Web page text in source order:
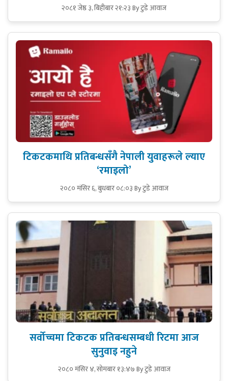
२०८१ जेष्ठ ३, बिहीबार २१:२३By टुडे आवाज
टिकटकमाथि प्रतिबन्धसँगै नेपाली युवाहरूले ल्याए
‘रमाइलो’
२०८० मंसिर ६, बुधबार ०८:०३By टुडे आवाज
सर्वोच्चमा टिकटक प्रतिबन्धसम्बधी रिटमा आज
सुनुवाइ नहुने
२०८० मंसिर ४, सोमबार १३:४७By टुडे आवाज